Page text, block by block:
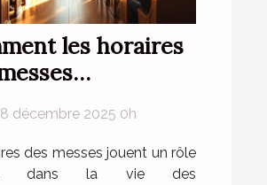
les horaires
des
?
8 décembre 2025 0h
des messes jouent un rôle
dans la vie des